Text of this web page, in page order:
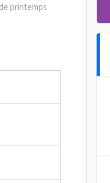
printemps